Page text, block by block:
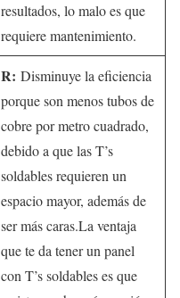
resultados, lo malo es que
requiere mantenimiento.
R: Disminuye la eficiencia
porque son menos tubos de
cobre por metro cuadrado,
debido a que las T’s
soldables requieren un
espacio mayor, además de
ser más caras.La ventaja
que te da tener un panel
con T’s soldables es que